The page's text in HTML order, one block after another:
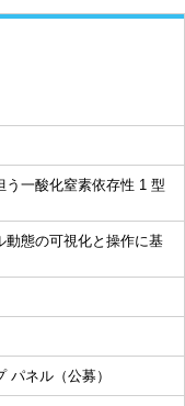
う一酸化窒素依存性 1 型
動態の可視化と操作に基
パネル（公募）